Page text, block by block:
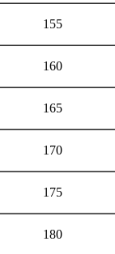
155
160
165
170
175
180